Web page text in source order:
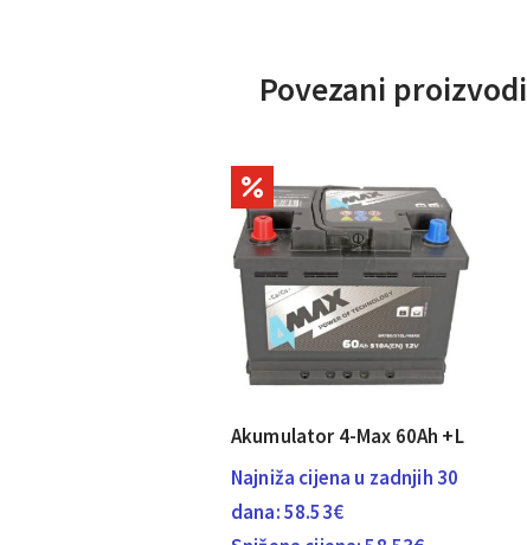
Povezani proizvodi
Akumulator 4-Max 60Ah +L
Najniža cijena u zadnjih 30
dana:58.53€